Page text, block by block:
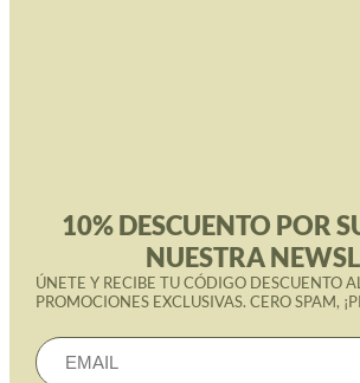
10% DESCUENTO POR
NUESTRA
ÚNETE Y RECIBE TU CÓDIGO DESCUENTO
PROMOCIONES EXCLUSIVAS. CERO SPAM,